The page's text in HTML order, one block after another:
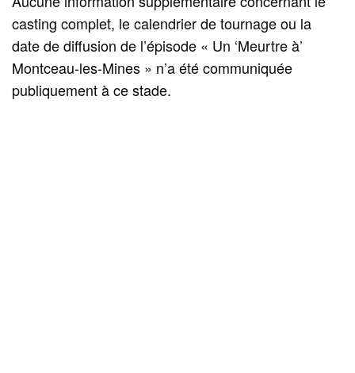
casting complet, le calendrier de tournage ou la
date de diffusion de l’épisode « Un ‘Meurtre à’
Montceau-les-Mines » n’a été communiquée
publiquement à ce stade.